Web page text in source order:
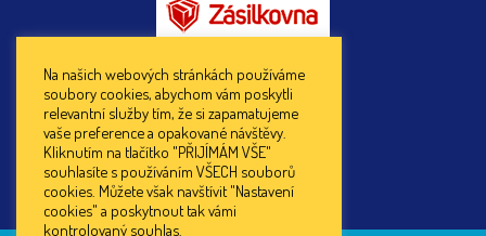
Platba:
Na našich webových stránkách používáme
soubory cookies, abychom vám poskytli
relevantní služby tím, že si zapamatujeme
vaše preference a opakované návštěvy.
Kliknutím na tlačítko "PŘIJÍMÁM VŠE"
souhlasíte s používáním VŠECH souborů
cookies. Můžete však navštívit "Nastavení
cookies" a poskytnout tak vámi
kontrolovaný souhlas.